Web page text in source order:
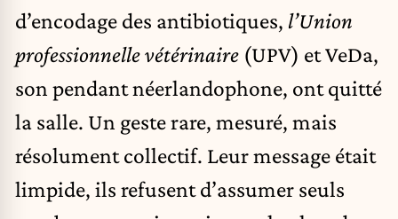
d’encodage des antibiotiques, l’Union
professionnelle vétérinaire (UPV) et VeDa,
son pendant néerlandophone, ont quitté
la salle. Un geste rare, mesuré, mais
résolument collectif. Leur message était
limpide, ils refusent d’assumer seuls